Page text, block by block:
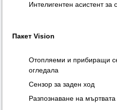
Интелигентен асистент за
Пакет Vision
Отопляеми и прибиращи
огледала
Сензор за заден ход
Разпознаване на мъртвата